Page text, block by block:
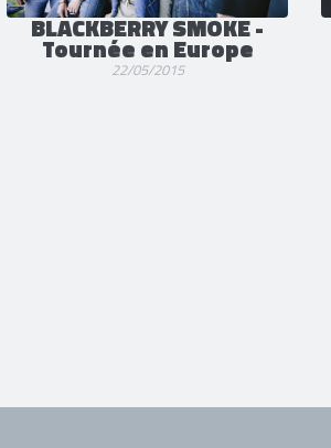
BLACKBERRY SMOKE -
Tournée en Europe
22/05/2015